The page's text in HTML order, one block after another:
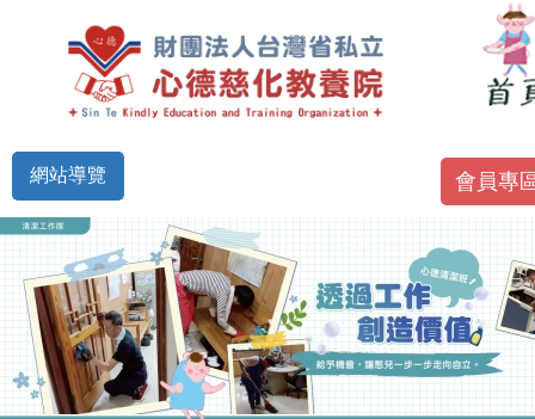
網站導覽 會員專